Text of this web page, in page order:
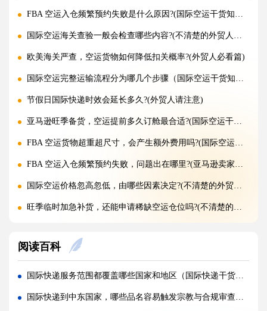
FBA 空运入仓频繁预约失败是什么原因?(国际空运干货知识分享)
国际空运海关查验一般会检查哪些内容?(不清楚的外贸人看过来)
欧美海关严查，空运货物如何降低扣关概率?(外贸人必看篇)
国际空运完整运输流程分为哪几个步骤（国际空运干货知识分享）
节假日国际快递时效会延长多久?(外贸人请注意)
亚马逊旺季备货，空运提前多久订舱最合适?(国际空运干货知识分享)
FBA 空运货物超重超尺寸，会产生额外费用吗?(国际空运干货知识分享)
FBA 空运入仓频繁预约失败，问题出在哪里?(亚马逊卖家请注意)
国际空运价格忽高忽低，由哪些因素决定?(不清楚的外贸人看过来)
旺季临时加急补货，还能申请稀缺空运仓位吗?(不清楚的外贸人看过来)
实木托盘无 IPPC 标识，空运落地除销毁外有哪些整改方式(国际空运干货知识分享)
空运到仓长期不上架，如何区分物流延误与亚马逊仓内拥堵?(国际空运干货知识分享)
美仓热门地址，空派派送经常拒收该怎么处理（不清楚的跨境卖家看过来）
阅读百科
国际快递服务范围都覆盖哪些国家和地区（国际快递干货知识分享）
国际快递到中东国家，哪些品名容易触发宗教与合规审查（跨境电商卖家请注意）